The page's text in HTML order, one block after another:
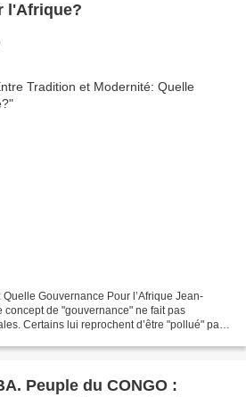
l'Afrique?
Gouvernance Pour l’Afrique Jean-
concept de "gouvernance" ne fait pas
Certains lui reprochent d’être "pollué" par
Peuple du CONGO :